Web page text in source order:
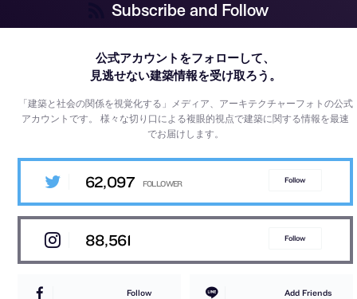
Subscribe and Follow
公式アカウントをフォローして、
見逃せない建築情報を受け取ろう。
「建築と社会の関係を視覚化する」メディア、アーキテクチャーフォトの公式
アカウントです。様々な切り口による複眼的視点で建築に関する情報を最速
でお届けします。
62,097 Follow
88,561 Follow
Follow Add Friends